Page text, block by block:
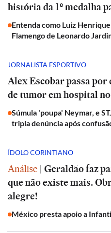
história da 1º medalha
Entenda como Luiz
Flamengo de Leonardo
JORNALISTA ESPORTIVO
Alex Escobar passa
de tumor em hospital
Súmula 'poupa' Neymar, e
tripla denúncia após
ÍDOLO CORINTIANO
Análise | Geraldão faz
que não existe mais.
alegre!
México presta apoio a